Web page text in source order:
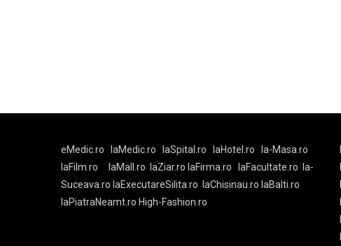
eMedic.ro laMedic.ro laSpital.ro laHotel.ro
la-Masa.ro
laFilm.ro
laMall.ro laZiar.ro laFirma.ro laFacultate.ro
la-
Suceava.ro laExecutareSilita.ro laChisinau.ro laBalti.ro
laPiatraNeamt.ro High-Fashion.ro